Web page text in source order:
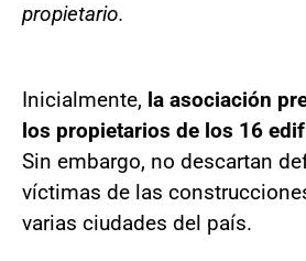
propietario.
Inicialmente, la asociación
los propietarios de los 16
Sin embargo, no descartan
víctimas de las
varias ciudades del país.